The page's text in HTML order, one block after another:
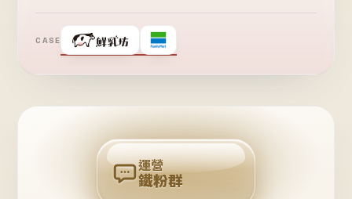
CASE
❤
粉
回
購
運營
鐵粉群